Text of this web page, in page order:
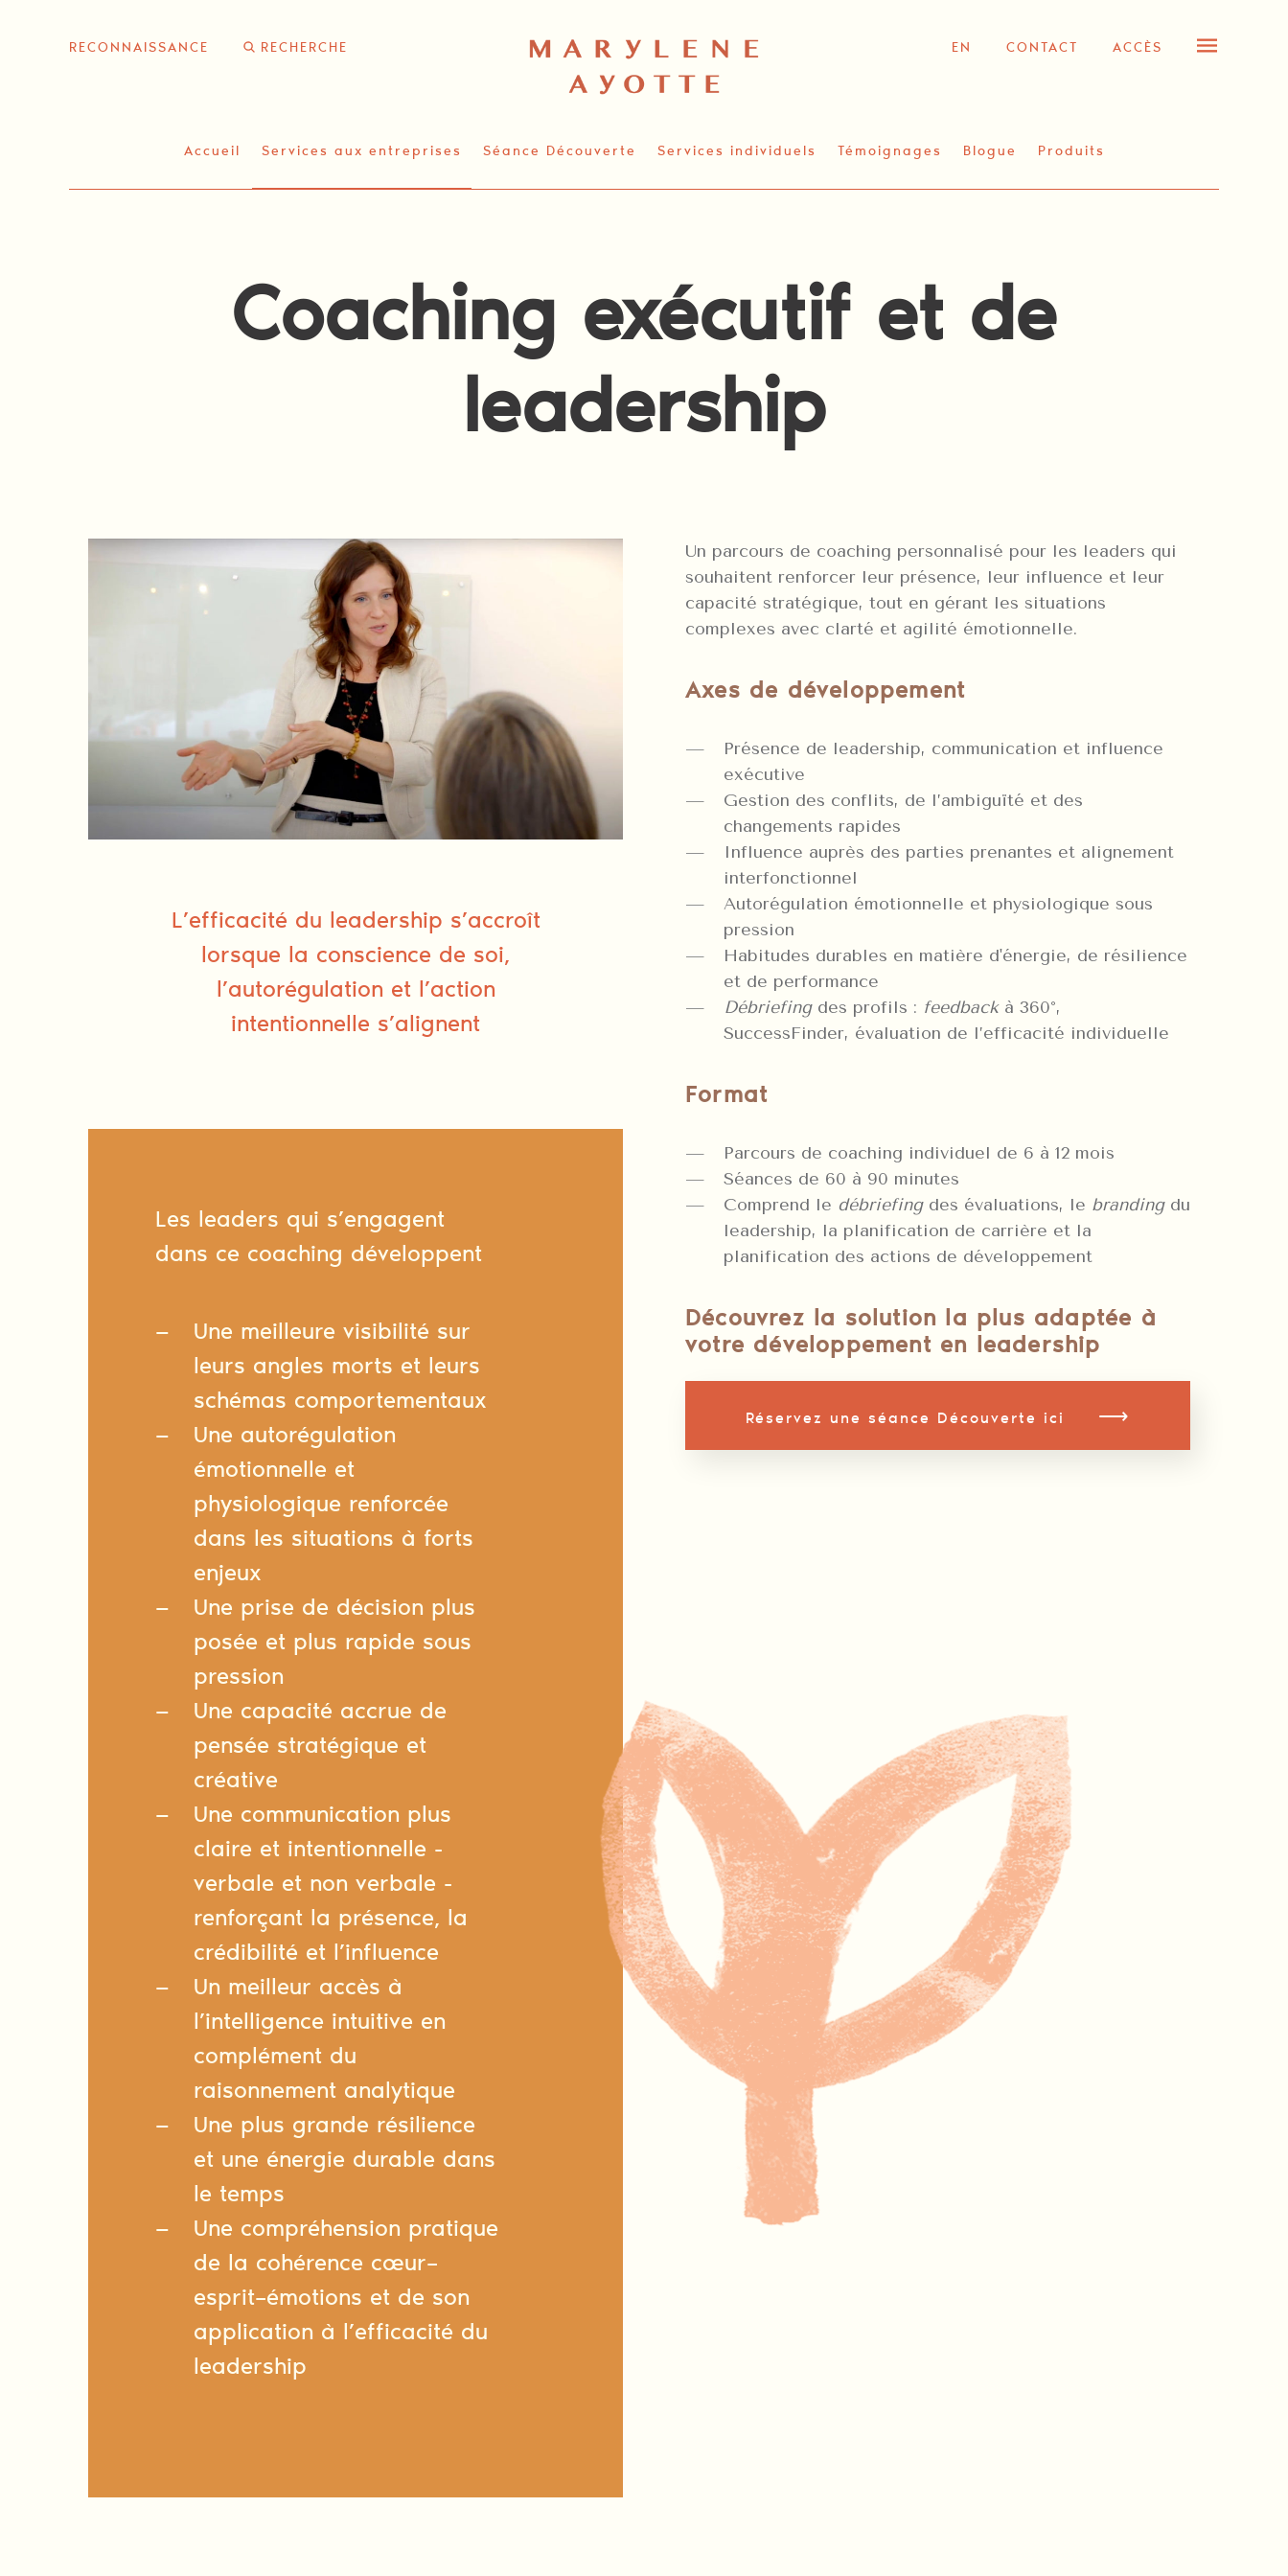
EN CONTACT ACCÈS
RECONNAISSANCE
Accueil Services aux entreprises Séance Découverte Services individuels Témoignages Blogue Produits
Coaching exécutif et de
leadership
L’efficacité du leadership s’accroît
lorsque la conscience de soi,
l’autorégulation et l’action
intentionnelle s’alignent
Les leaders qui s’engagent
dans ce coaching développent
Une meilleure visibilité sur
leurs angles morts et leurs
schémas comportementaux
Une autorégulation
émotionnelle et
physiologique renforcée
dans les situations à forts
enjeux
Une prise de décision plus
posée et plus rapide sous
pression
Une capacité accrue de
pensée stratégique et
créative
Une communication plus
claire et intentionnelle -
verbale et non verbale -
renforçant la présence, la
crédibilité et l’influence
Un meilleur accès à
l’intelligence intuitive en
complément du
raisonnement analytique
Une plus grande résilience
et une énergie durable dans
le temps
Une compréhension pratique
de la cohérence cœur–
esprit–émotions et de son
application à l’efficacité du
leadership
Un parcours de coaching personnalisé pour les leaders qui
souhaitent renforcer leur présence, leur influence et leur
capacité stratégique, tout en gérant les situations
complexes avec clarté et agilité émotionnelle.
Axes de développement
Présence de leadership, communication et influence
exécutive
Gestion des conflits, de l’ambiguïté et des
changements rapides
Influence auprès des parties prenantes et alignement
interfonctionnel
Autorégulation émotionnelle et physiologique sous
pression
Habitudes durables en matière d'énergie, de résilience
et de performance
Débriefingdes profils : feedbackà 360°,
SuccessFinder, évaluation de l’efficacité individuelle
Format
Parcours de coaching individuel de 6 à 12 mois
Séances de 60 à 90 minutes
Comprend le débriefingdes évaluations, le brandingdu
leadership, la planification de carrière et la
planification des actions de développement
Découvrez la solution la plus adaptée à
votre développement en leadership
Réservez une séance Découverte ici ⟶